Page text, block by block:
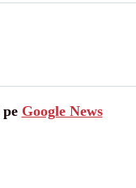
Google News